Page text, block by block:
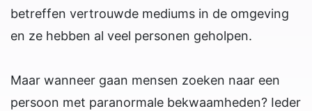
betreffen vertrouwde mediums in de omgeving
en ze hebben al veel personen geholpen.
Maar wanneer gaan mensen zoeken naar een
persoon met paranormale bekwaamheden? Ieder